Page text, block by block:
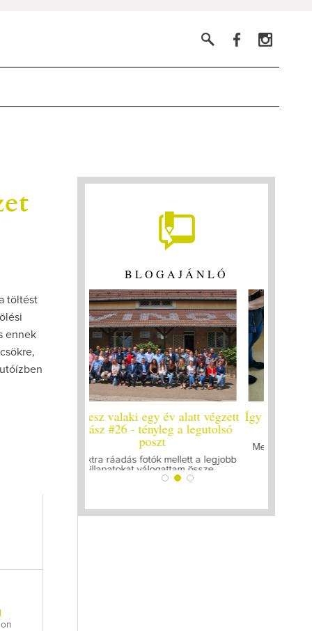
töltést
ennek
BLOGAJÁNLÓ
Így lesz valaki egy év alatt végzett
borász #25
Megírtuk a modulzáró vizsgákat, már
lázasan készülünk az utolsó...